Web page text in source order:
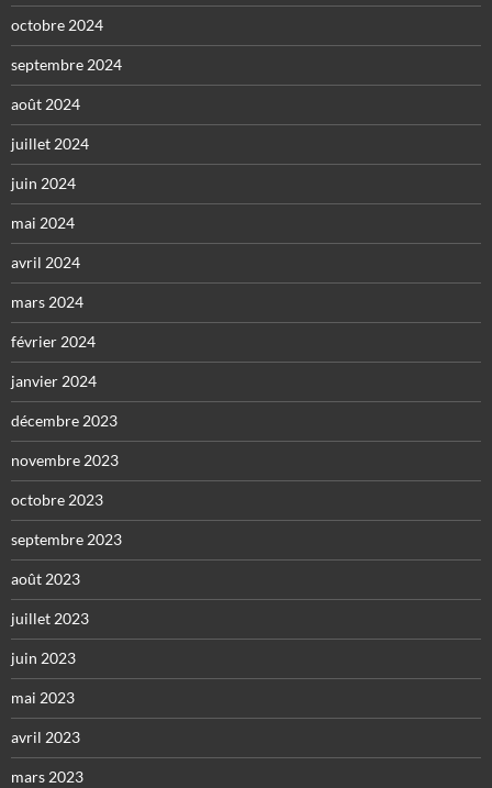
octobre 2024
septembre 2024
août 2024
juillet 2024
juin 2024
mai 2024
avril 2024
mars 2024
février 2024
janvier 2024
décembre 2023
novembre 2023
octobre 2023
septembre 2023
août 2023
juillet 2023
juin 2023
mai 2023
avril 2023
mars 2023